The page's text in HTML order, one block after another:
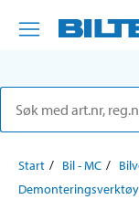
Start Bil - MC
Demonteringsverktøy